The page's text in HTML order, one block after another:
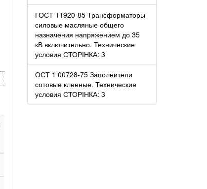
ГОСТ 11920-85 Трансформаторы
силовые масляные общего
назначения напряжением до 35
кВ включительно. Технические
условия СТОРІНКА: 3
ОСТ 1 00728-75 Заполнители
сотовые клееные. Технические
условия СТОРІНКА: 3